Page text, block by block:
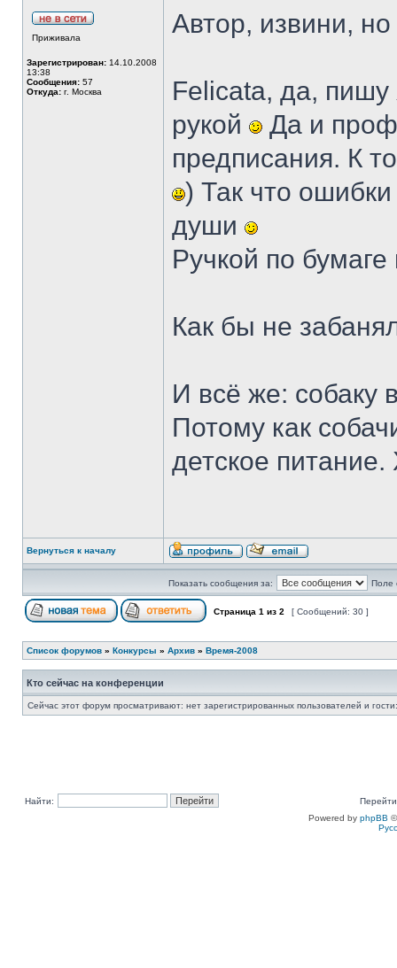
Приживала
Зарегистрирован: 14.10.2008
13:38
Сообщения: 57
Откуда: г. Москва
Автор, извини,
Felicata, да, пишу
рукой
Да и
предписания. К
) Так что
души
Ручкой по
Как бы не
И всё же: собаку
Потому как
детское
Вернуться к началу
Показать сообщения за: Поле
Страница 1 из 2 [ Сообщений: 30 ]
Список форумов » Конкурсы » Архив » Время-2008
Кто сейчас на конференции
Сейчас этот форум просматривают: нет зарегистрированных пользователей и
Найти:
Powered by phpBB